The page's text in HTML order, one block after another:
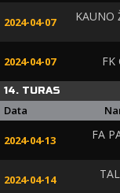
2024-04-07 KAUNO
2024-04-07 FK
14. TURAS
Data
2024-04-13 FA
2024-04-14